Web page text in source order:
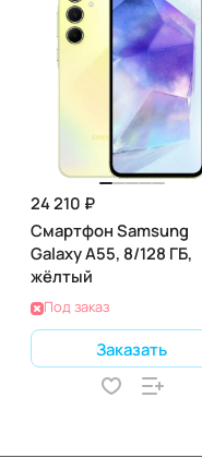
24 210 ₽
Смартфон Samsung
Galaxy A55, 8/128 ГБ,
жёлтый
Под заказ
Заказать